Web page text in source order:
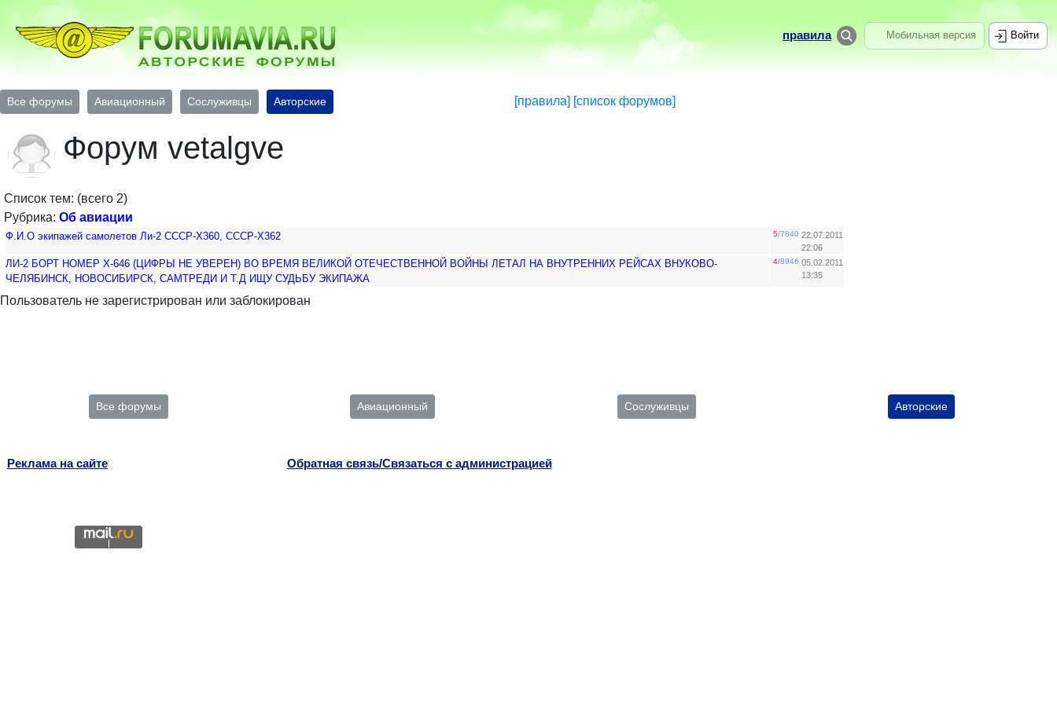
Мобильная версия
правила Войти
Все форумы Авиационный Сослуживцы Авторские [правила] [список форумов]
Форум vetalgve
Список тем: (всего 2)
Рубрика: Об авиации
Ф.И.О экипажей самолетов Ли-2 СССР-Х360, СССР-Х362 5/7840 22.07.2011
22:06
ЛИ-2 БОРТ НОМЕР Х-646 (ЦИФРЫ НЕ УВЕРЕН) ВО ВРЕМЯ ВЕЛИКОЙ ОТЕЧЕСТВЕННОЙ ВОЙНЫ ЛЕТАЛ НА ВНУТРЕННИХ РЕЙСАХ ВНУКОВО-
ЧЕЛЯБИНСК, НОВОСИБИРСК, САМТРЕДИ И Т.Д ИЩУ СУДЬБУ ЭКИПАЖА
4/8946 05.02.2011
13:35
Пользователь не зарегистрирован или заблокирован
Все форумы Авиационный Сослуживцы Авторские
Реклама на сайте Обратная связь/Связаться с администрацией